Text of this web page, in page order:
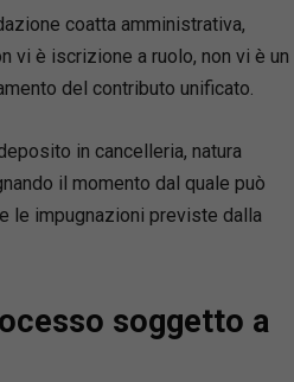
coatta amministrativa,
vi è iscrizione a ruolo, non vi è un
del contributo unificato.
in cancelleria, natura
il momento dal quale può
le impugnazioni previste dalla
soggetto a